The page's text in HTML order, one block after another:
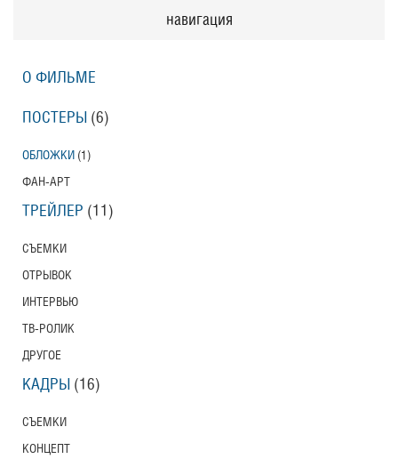
навигация
О ФИЛЬМЕ
ПОСТЕРЫ (6)
ОБЛОЖКИ (1)
ФАН-АРТ
ТРЕЙЛЕР (11)
СЪЕМКИ
ОТРЫВОК
ИНТЕРВЬЮ
ТВ-РОЛИК
ДРУГОЕ
КАДРЫ (16)
СЪЕМКИ
КОНЦЕПТ